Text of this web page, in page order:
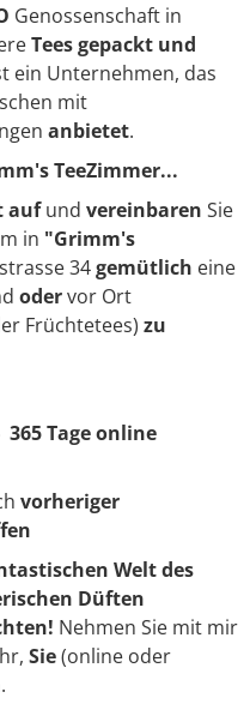
Genossenschaft in
Teesgepackt und
ein Unternehmen, das
mit
anbietet.
TeeZimmer...
aufund vereinbaren Sie
in "Grimm's
34gemütlich eine
odervor Ort
Früchtetees) zu
365 Tage online
vorheriger
Welt des
Düften
Nehmen Sie mit mir
Sie(online oder
.